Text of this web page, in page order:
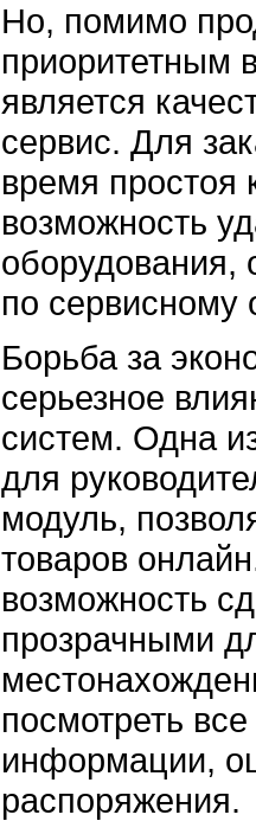
Но, помимо
приоритетным
является
сервис. Для
время простоя
возможность
оборудования,
по
Борьба за
серьезное
систем. Одна
для
модуль,
товаров
возможность
прозрачными
посмотреть
информации,
распоряжения.